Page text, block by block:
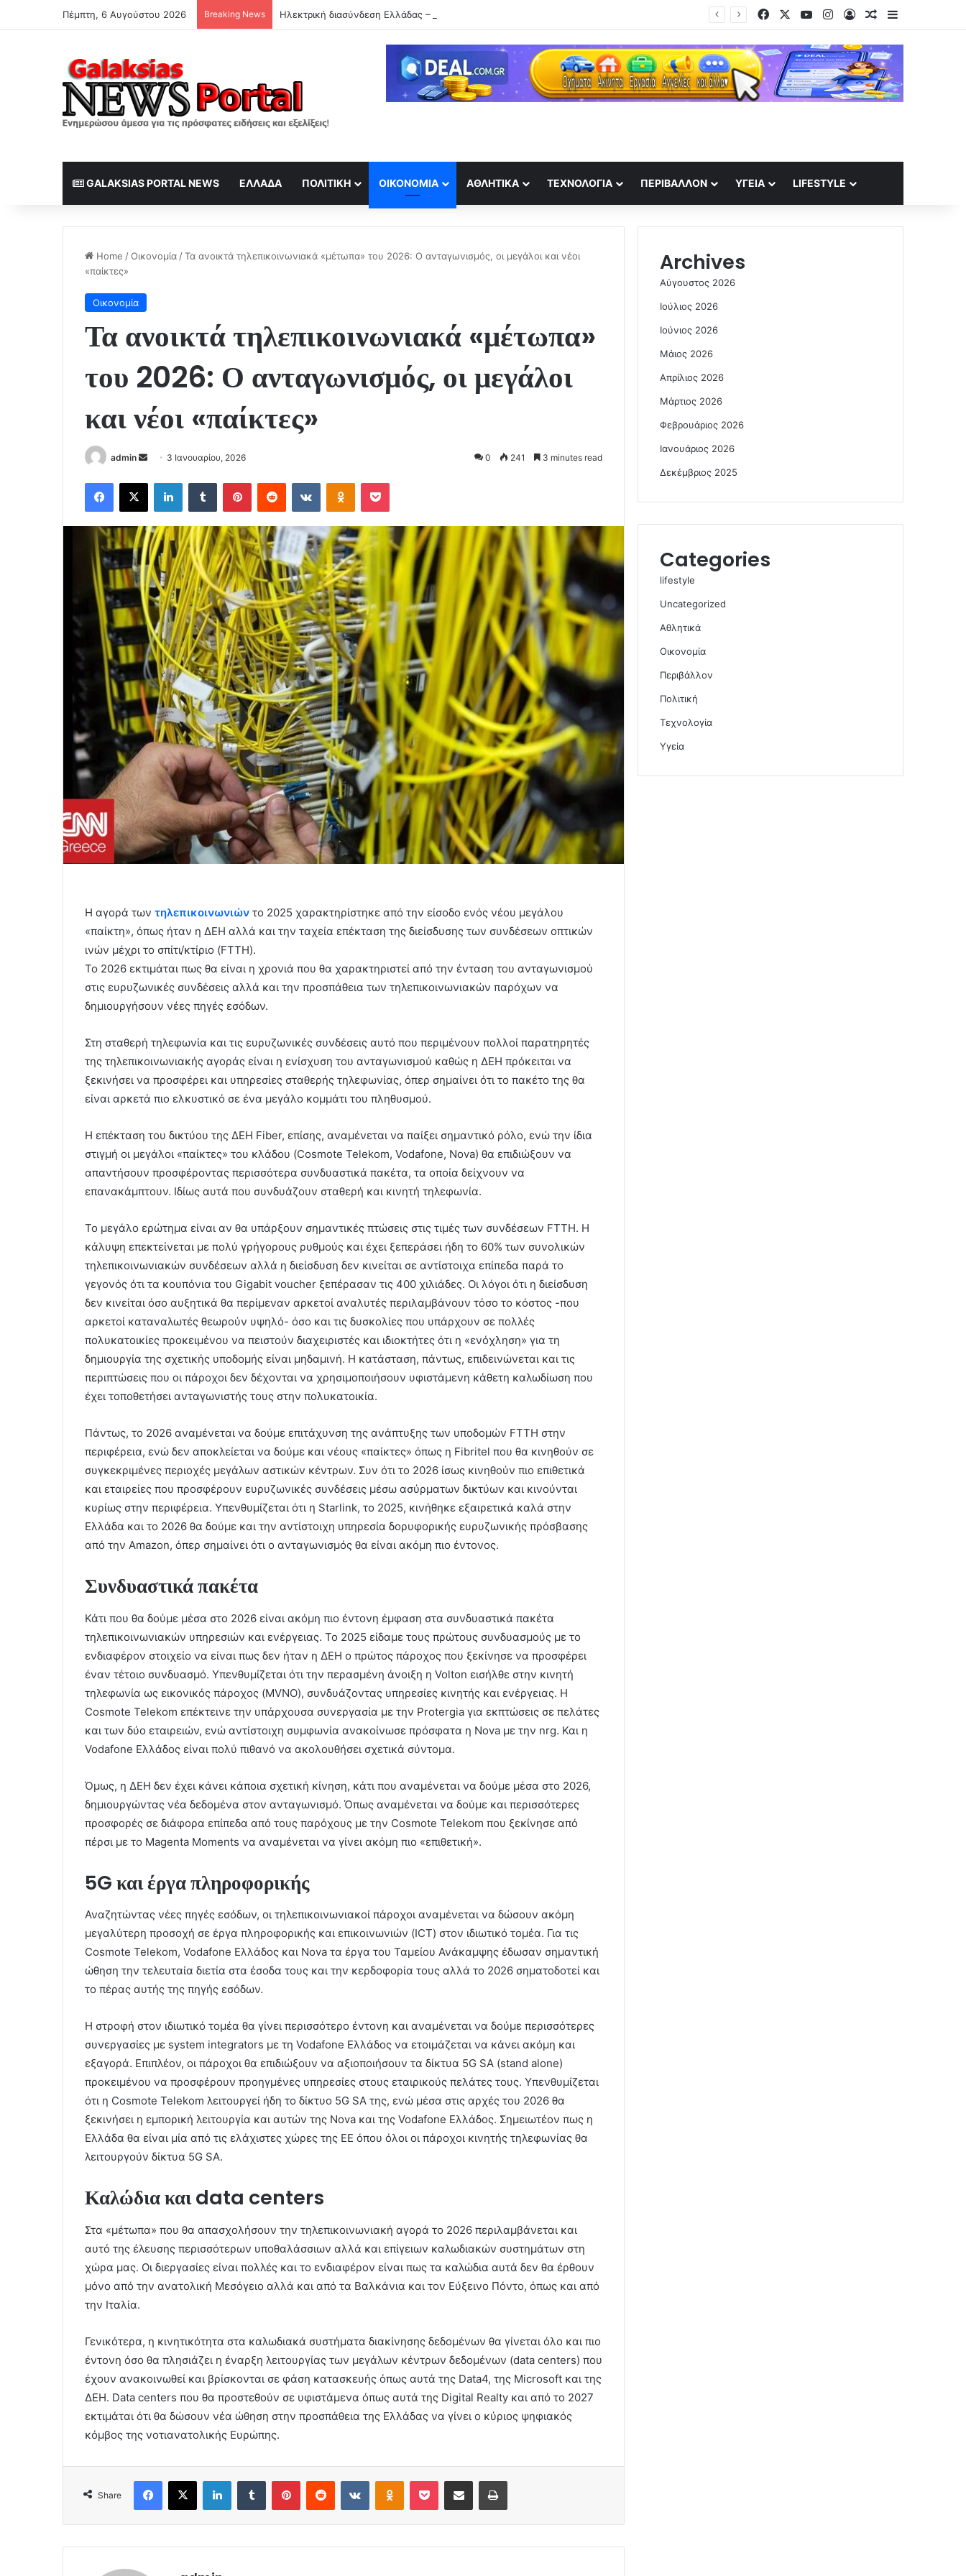
Πέμπτη, 6 Αυγούστου 2026 Breaking News FacebookYouTubeInstagram
Log InRandom Article
Sidebar
GALAKSIAS PORTAL NEWS ΕΛΛΆΔΑ ΠΟΛΙΤΙΚΉ ΟΙΚΟΝΟΜΊΑ ΑΘΛΗΤΙΚΆ ΤΕΧΝΟΛΟΓΊΑ ΠΕΡΙΒΆΛΛΟΝ ΥΓΕΊΑ LIFESTYLE
Home /Οικονομία /Τα ανοικτά τηλεπικοινωνιακά «μέτωπα» του 2026: Ο ανταγωνισμός, οι μεγάλοι και νέοι
«παίκτες»
Οικονομία
Τα ανοικτά τηλεπικοινωνιακά «μέτωπα»
του 2026: Ο ανταγωνισμός, οι μεγάλοι
και νέοι «παίκτες»
admin
Send
email
3 Ιανουαρίου, 2026 0 241 3 minutes read
Facebook
X LinkedInTumblr PinterestReddit VKontakteOdnoklassniki
Pocket
Η αγορά των τηλεπικοινωνιών το 2025 χαρακτηρίστηκε από την είσοδο ενός νέου μεγάλου
«παίκτη», όπως ήταν η ΔΕΗ αλλά και την ταχεία επέκταση της διείσδυσης των συνδέσεων οπτικών
ινών μέχρι το σπίτι/κτίριο (FTTH).
Το 2026 εκτιμάται πως θα είναι η χρονιά που θα χαρακτηριστεί από την ένταση του ανταγωνισμού
στις ευρυζωνικές συνδέσεις αλλά και την προσπάθεια των τηλεπικοινωνιακών παρόχων να
δημιουργήσουν νέες πηγές εσόδων.
Στη σταθερή τηλεφωνία και τις ευρυζωνικές συνδέσεις αυτό που περιμένουν πολλοί παρατηρητές
της τηλεπικοινωνιακής αγοράς είναι η ενίσχυση του ανταγωνισμού καθώς η ΔΕΗ πρόκειται να
ξεκινήσει να προσφέρει και υπηρεσίες σταθερής τηλεφωνίας, όπερ σημαίνει ότι το πακέτο της θα
είναι αρκετά πιο ελκυστικό σε ένα μεγάλο κομμάτι του πληθυσμού.
Η επέκταση του δικτύου της ΔΕΗ Fiber, επίσης, αναμένεται να παίξει σημαντικό ρόλο, ενώ την ίδια
στιγμή οι μεγάλοι «παίκτες» του κλάδου (Cosmote Telekom, Vodafone, Nova) θα επιδιώξουν να
απαντήσουν προσφέροντας περισσότερα συνδυαστικά πακέτα, τα οποία δείχνουν να
επανακάμπτουν. Ιδίως αυτά που συνδυάζουν σταθερή και κινητή τηλεφωνία.
Το μεγάλο ερώτημα είναι αν θα υπάρξουν σημαντικές πτώσεις στις τιμές των συνδέσεων FTTH. Η
κάλυψη επεκτείνεται με πολύ γρήγορους ρυθμούς και έχει ξεπεράσει ήδη το 60% των συνολικών
τηλεπικοινωνιακών συνδέσεων αλλά η διείσδυση δεν κινείται σε αντίστοιχα επίπεδα παρά το
γεγονός ότι τα κουπόνια του Gigabit voucher ξεπέρασαν τις 400 χιλιάδες. Οι λόγοι ότι η διείσδυση
δεν κινείται όσο αυξητικά θα περίμεναν αρκετοί αναλυτές περιλαμβάνουν τόσο το κόστος -που
αρκετοί καταναλωτές θεωρούν υψηλό- όσο και τις δυσκολίες που υπάρχουν σε πολλές
πολυκατοικίες προκειμένου να πειστούν διαχειριστές και ιδιοκτήτες ότι η «ενόχληση» για τη
δημιουργία της σχετικής υποδομής είναι μηδαμινή. Η κατάσταση, πάντως, επιδεινώνεται και τις
περιπτώσεις που οι πάροχοι δεν δέχονται να χρησιμοποιήσουν υφιστάμενη κάθετη καλωδίωση που
έχει τοποθετήσει ανταγωνιστής τους στην πολυκατοικία.
Πάντως, το 2026 αναμένεται να δούμε επιτάχυνση της ανάπτυξης των υποδομών FTTH στην
περιφέρεια, ενώ δεν αποκλείεται να δούμε και νέους «παίκτες» όπως η Fibritel που θα κινηθούν σε
συγκεκριμένες περιοχές μεγάλων αστικών κέντρων. Συν ότι το 2026 ίσως κινηθούν πιο επιθετικά
και εταιρείες που προσφέρουν ευρυζωνικές συνδέσεις μέσω ασύρματων δικτύων και κινούνται
κυρίως στην περιφέρεια. Υπενθυμίζεται ότι η Starlink, το 2025, κινήθηκε εξαιρετικά καλά στην
Ελλάδα και το 2026 θα δούμε και την αντίστοιχη υπηρεσία δορυφορικής ευρυζωνικής πρόσβασης
από την Amazon, όπερ σημαίνει ότι ο ανταγωνισμός θα είναι ακόμη πιο έντονος.
Συνδυαστικά πακέτα
Κάτι που θα δούμε μέσα στο 2026 είναι ακόμη πιο έντονη έμφαση στα συνδυαστικά πακέτα
τηλεπικοινωνιακών υπηρεσιών και ενέργειας. Το 2025 είδαμε τους πρώτους συνδυασμούς με το
ενδιαφέρον στοιχείο να είναι πως δεν ήταν η ΔΕΗ ο πρώτος πάροχος που ξεκίνησε να προσφέρει
έναν τέτοιο συνδυασμό. Υπενθυμίζεται ότι την περασμένη άνοιξη η Volton εισήλθε στην κινητή
τηλεφωνία ως εικονικός πάροχος (MVNO), συνδυάζοντας υπηρεσίες κινητής και ενέργειας. Η
Cosmote Telekom επέκτεινε την υπάρχουσα συνεργασία με την Protergia για εκπτώσεις σε πελάτες
και των δύο εταιρειών, ενώ αντίστοιχη συμφωνία ανακοίνωσε πρόσφατα η Nova με την nrg. Και η
Vodafone Ελλάδος είναι πολύ πιθανό να ακολουθήσει σχετικά σύντομα.
Όμως, η ΔΕΗ δεν έχει κάνει κάποια σχετική κίνηση, κάτι που αναμένεται να δούμε μέσα στο 2026,
δημιουργώντας νέα δεδομένα στον ανταγωνισμό. Όπως αναμένεται να δούμε και περισσότερες
προσφορές σε διάφορα επίπεδα από τους παρόχους με την Cosmote Telekom που ξεκίνησε από
πέρσι με το Magenta Moments να αναμένεται να γίνει ακόμη πιο «επιθετική».
5G και έργα πληροφορικής
Αναζητώντας νέες πηγές εσόδων, οι τηλεπικοινωνιακοί πάροχοι αναμένεται να δώσουν ακόμη
μεγαλύτερη προσοχή σε έργα πληροφορικής και επικοινωνιών (ICT) στον ιδιωτικό τομέα. Για τις
Cosmote Telekom, Vodafone Ελλάδος και Nova τα έργα του Ταμείου Ανάκαμψης έδωσαν σημαντική
ώθηση την τελευταία διετία στα έσοδα τους και την κερδοφορία τους αλλά το 2026 σηματοδοτεί και
το πέρας αυτής της πηγής εσόδων.
Η στροφή στον ιδιωτικό τομέα θα γίνει περισσότερο έντονη και αναμένεται να δούμε περισσότερες
συνεργασίες με system integrators με τη Vodafone Ελλάδος να ετοιμάζεται να κάνει ακόμη και
εξαγορά. Επιπλέον, οι πάροχοι θα επιδιώξουν να αξιοποιήσουν τα δίκτυα 5G SA (stand alone)
προκειμένου να προσφέρουν προηγμένες υπηρεσίες στους εταιρικούς πελάτες τους. Υπενθυμίζεται
ότι η Cosmote Telekom λειτουργεί ήδη το δίκτυο 5G SA της, ενώ μέσα στις αρχές του 2026 θα
ξεκινήσει η εμπορική λειτουργία και αυτών της Nova και της Vodafone Ελλάδος. Σημειωτέον πως η
Ελλάδα θα είναι μία από τις ελάχιστες χώρες της ΕΕ όπου όλοι οι πάροχοι κινητής τηλεφωνίας θα
λειτουργούν δίκτυα 5G SA.
Καλώδια και data centers
Στα «μέτωπα» που θα απασχολήσουν την τηλεπικοινωνιακή αγορά το 2026 περιλαμβάνεται και
αυτό της έλευσης περισσότερων υποθαλάσσιων αλλά και επίγειων καλωδιακών συστημάτων στη
χώρα μας. Οι διεργασίες είναι πολλές και το ενδιαφέρον είναι πως τα καλώδια αυτά δεν θα έρθουν
μόνο από την ανατολική Μεσόγειο αλλά και από τα Βαλκάνια και τον Εύξεινο Πόντο, όπως και από
την Ιταλία.
Γενικότερα, η κινητικότητα στα καλωδιακά συστήματα διακίνησης δεδομένων θα γίνεται όλο και πιο
έντονη όσο θα πλησιάζει η έναρξη λειτουργίας των μεγάλων κέντρων δεδομένων (data centers) που
έχουν ανακοινωθεί και βρίσκονται σε φάση κατασκευής όπως αυτά της Data4, της Microsoft και της
ΔΕΗ. Data centers που θα προστεθούν σε υφιστάμενα όπως αυτά της Digital Realty και από το 2027
εκτιμάται ότι θα δώσουν νέα ώθηση στην προσπάθεια της Ελλάδας να γίνει ο κύριος ψηφιακός
κόμβος της νοτιανατολικής Ευρώπης.
Share
Facebook
X LinkedInTumblr PinterestReddit VKontakteOdnoklassniki
Pocket Share via Email Print
Archives
Αύγουστος 2026
Ιούλιος 2026
Ιούνιος 2026
Μάιος 2026
Απρίλιος 2026
Μάρτιος 2026
Φεβρουάριος 2026
Ιανουάριος 2026
Δεκέμβριος 2025
Categories
lifestyle
Uncategorized
Αθλητικά
Οικονομία
Περιβάλλον
Πολιτική
Τεχνολογία
Υγεία